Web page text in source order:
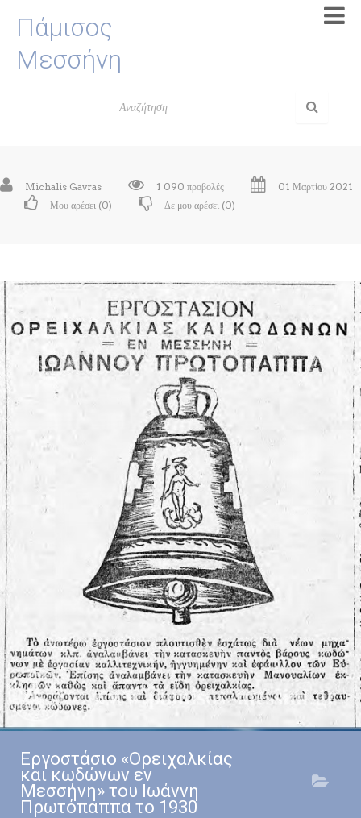
Πάμισος
Μεσσήνη
Michalis Gavras 1 090 προβολές
01 Μαρτίου 2021
Μου αρέσει (0) Δε μου αρέσει (0)
Εργοστάσιο «Ορειχαλκίας
και κωδώνων εν
Μεσσήνη» του Ιωάννη
Πρωτόπαππα το 1930